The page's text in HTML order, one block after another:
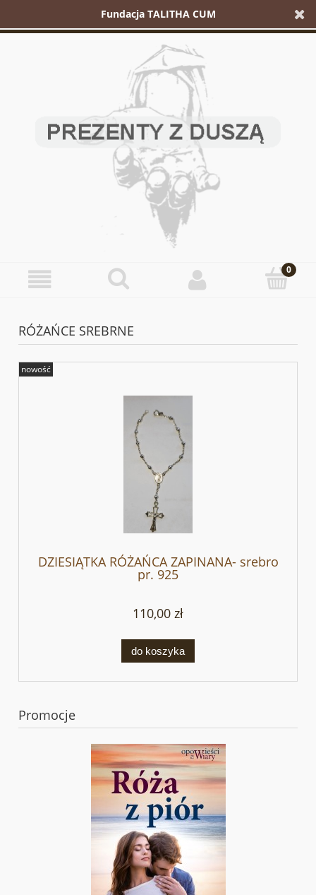
Fundacja TALITHA CUM
RÓŻAŃCE SREBRNE
DZIESIĄTKA RÓŻAŃCA ZAPINANA- srebro
pr. 925
110,00 zł
do koszyka
nowość
Promocje